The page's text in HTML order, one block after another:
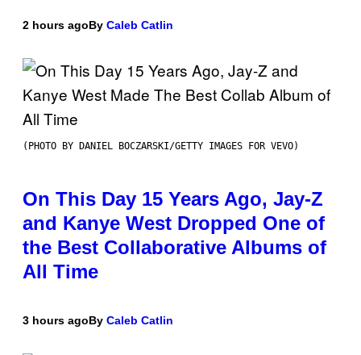
2 hours agoBy Caleb Catlin
(PHOTO BY DANIEL BOCZARSKI/GETTY IMAGES FOR VEVO)
On This Day 15 Years Ago, Jay-Z
and Kanye West Dropped One of
the Best Collaborative Albums of
All Time
3 hours agoBy Caleb Catlin